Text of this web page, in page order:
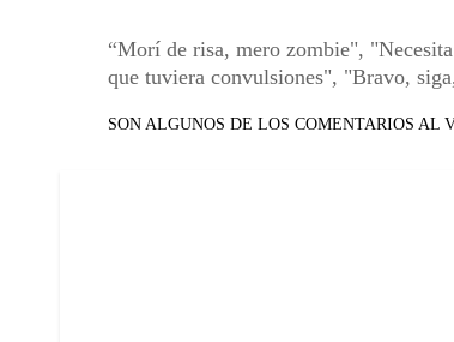
Morí de risa, mero zombie",
que tuviera convulsiones", "Bravo,
SON ALGUNOS DE LOS COMENTARIOS AL